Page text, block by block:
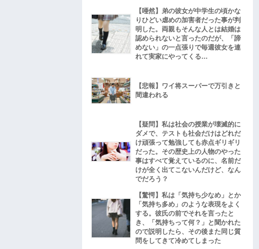
【唖然】弟の彼女が中学生の頃かな
りひどい虐めの加害者だった事が判
明した。両親もそんな人とは結婚は
認められないと言ったのだが、「諦
めない」の一点張りで毎週彼女を連
れて実家にやってくる…
【悲報】ワイ将スーパーで万引きと
間違われる
【疑問】私は社会の授業が壊滅的に
ダメで、テストも社会だけはどれだ
け頑張って勉強しても赤点ギリギリ
だった。その歴史上の人物のやった
事はすべて覚えているのに、名前だ
けが全く出てこないんだけど、なん
でだろう？
【驚愕】私は「気持ち少なめ」とか
「気持ち多め」のような表現をよく
する。彼氏の前でそれを言ったと
き、「気持ちって何？」と聞かれた
ので説明したら、その後また同じ質
問をしてきて冷めてしまった